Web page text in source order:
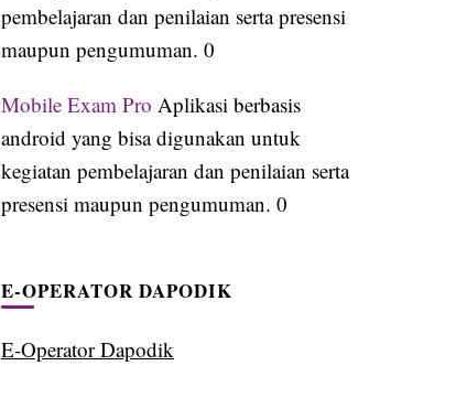
pembelajaran dan penilaian serta presensi
maupun pengumuman. 0
Mobile Exam Pro Aplikasi berbasis
android yang bisa digunakan untuk
kegiatan pembelajaran dan penilaian serta
presensi maupun pengumuman. 0
E-OPERATOR DAPODIK
E-Operator Dapodik